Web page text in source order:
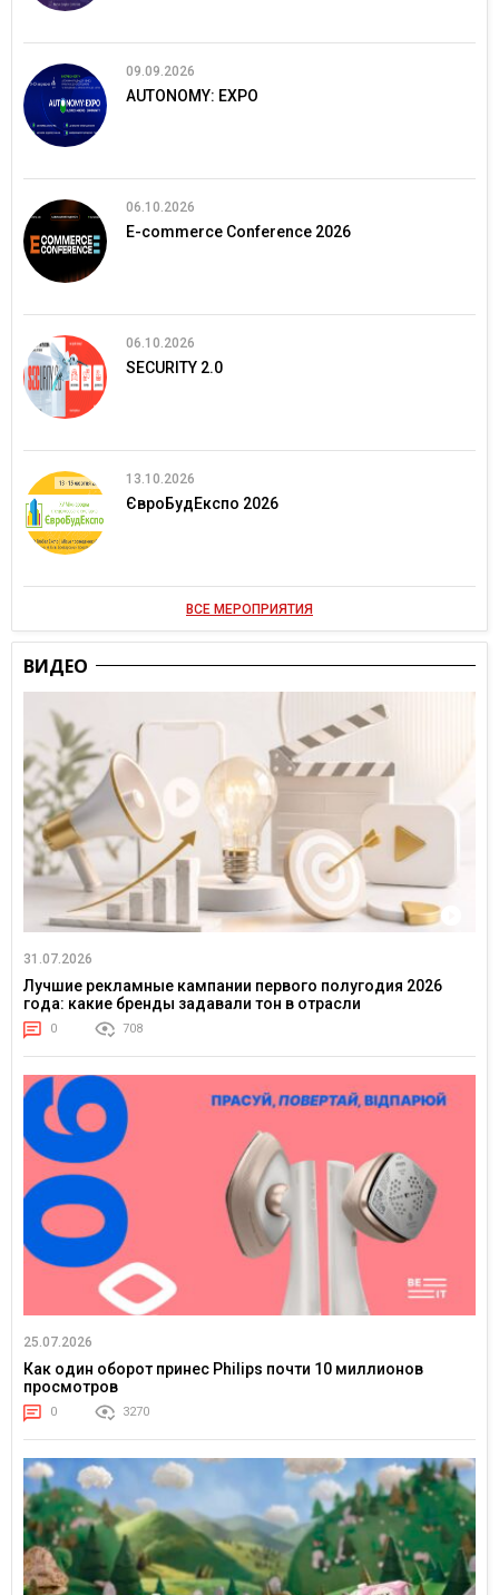
09.09.2026
AUTONOMY: EXPO
06.10.2026
E-commerce Conference 2026
06.10.2026
SECURITY 2.0
13.10.2026
ЄвроБудЕкспо 2026
ВСЕ МЕРОПРИЯТИЯ
ВИДЕО
31.07.2026
Лучшие рекламные кампании первого полугодия 2026
года: какие бренды задавали тон в отрасли
0 708
25.07.2026
Как один оборот принес Philips почти 10 миллионов
просмотров
0 3270